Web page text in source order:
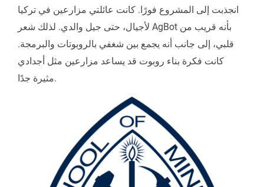
انجذبت إلى المشروع فورًا. كانت عائلتي مزارعين في تركيا
لأجيال، حتى جيل والدي. لذلك شعر AgBot بأنه قريب من
قلبي، إلى جانب أنه يجمع بين شغفي بالروبوتات والبرمجة.
كانت فكرة بناء روبوت قد يساعد مزارعين مثل أجدادي
مثيرة جدًا.